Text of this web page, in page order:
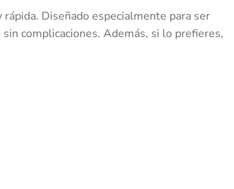
Diseñado especialmente para ser
complicaciones. Además, si lo prefieres,